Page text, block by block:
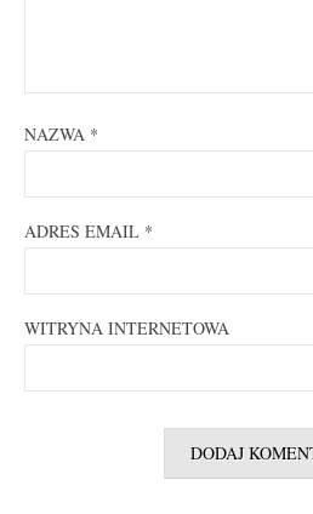
NAZWA *
ADRES EMAIL *
WITRYNA INTERNETOWA